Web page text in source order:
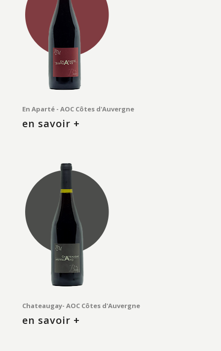
En Aparté - AOC Côtes d'Auvergne
en savoir +
Chateaugay- AOC Côtes d'Auvergne
en savoir +